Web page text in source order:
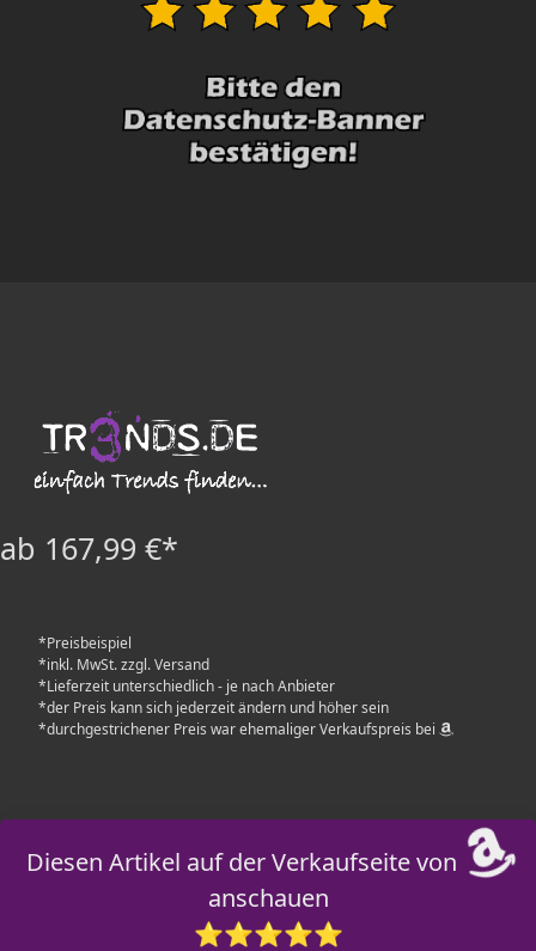
ab 167,99 €*
*Preisbeispiel
*inkl. MwSt. zzgl. Versand
*Lieferzeit unterschiedlich - je nach Anbieter
*der Preis kann sich jederzeit ändern und höher sein
*durchgestrichener Preis war ehemaliger Verkaufspreis bei
Diesen Artikel auf der Verkaufseite von
anschauen
⭐⭐⭐⭐⭐